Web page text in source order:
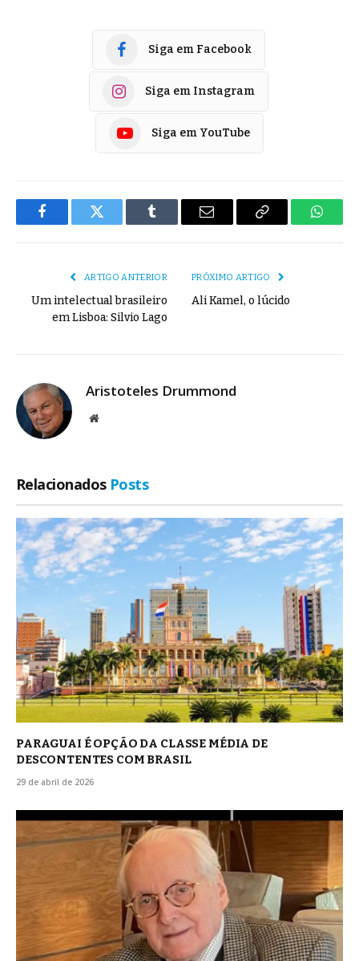
Siga em Facebook
Siga em Instagram
Siga em YouTube
FacebookTwitter Tumblr
E-
Copiar
ARTIGO ANTERIOR
Um intelectual brasileiro
em Lisboa: Silvio Lago
PRÓXIMO ARTIGO
Ali Kamel, o lúcido
Aristoteles Drummond
Site
Relacionados Posts
PARAGUAI É OPÇÃO DA CLASSE MÉDIA DE
DESCONTENTES COM BRASIL
29 de abril de 2026